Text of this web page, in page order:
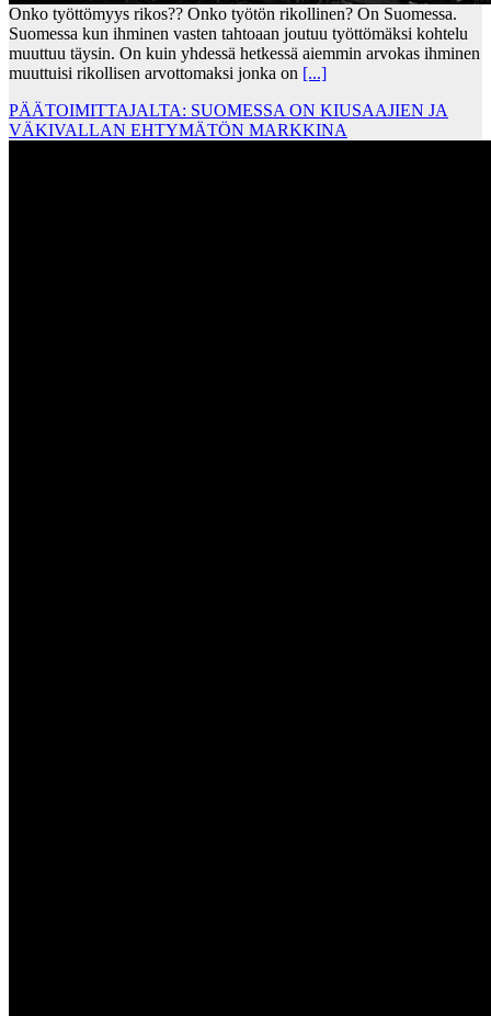
Onko työttömyys rikos?? Onko työtön rikollinen? On Suomessa.
Suomessa kun ihminen vasten tahtoaan joutuu työttömäksi kohtelu
muuttuu täysin. On kuin yhdessä hetkessä aiemmin arvokas ihminen
muuttuisi rikollisen arvottomaksi jonka on [...]
PÄÄTOIMITTAJALTA: SUOMESSA ON KIUSAAJIEN JA
VÄKIVALLAN EHTYMÄTÖN MARKKINA